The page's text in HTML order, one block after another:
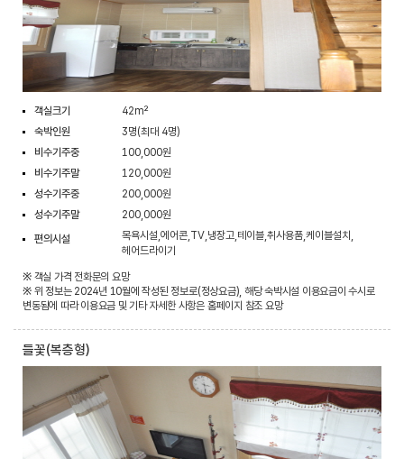
객실크기
42m²
숙박인원
3명(최대 4명)
비수기주중
100,000원
비수기주말
120,000원
성수기주중
200,000원
성수기주말
200,000원
편의시설
목욕시설,에어콘,TV,냉장고,테이블,취사용품,케이블설치,
헤어드라이기
※ 객실 가격 전화문의 요망
※ 위 정보는 2024년 10월에 작성된 정보로(정상요금), 해당 숙박시설 이용요금이 수시로
변동됨에 따라 이용요금 및 기타 자세한 사항은 홈페이지 참조 요망
들꽃(복층형)